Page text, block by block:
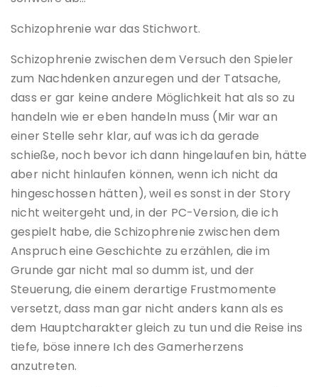
Schizophrenie war das Stichwort.
Schizophrenie zwischen dem Versuch den Spieler
zum Nachdenken anzuregen und der Tatsache,
dass er gar keine andere Möglichkeit hat als so zu
handeln wie er eben handeln muss (Mir war an
einer Stelle sehr klar, auf was ich da gerade
schieße, noch bevor ich dann hingelaufen bin, hätte
aber nicht hinlaufen können, wenn ich nicht da
hingeschossen hätten), weil es sonst in der Story
nicht weitergeht und, in der PC-Version, die ich
gespielt habe, die Schizophrenie zwischen dem
Anspruch eine Geschichte zu erzählen, die im
Grunde gar nicht mal so dumm ist, und der
Steuerung, die einem derartige Frustmomente
versetzt, dass man gar nicht anders kann als es
dem Hauptcharakter gleich zu tun und die Reise ins
tiefe, böse innere Ich des Gamerherzens
anzutreten.